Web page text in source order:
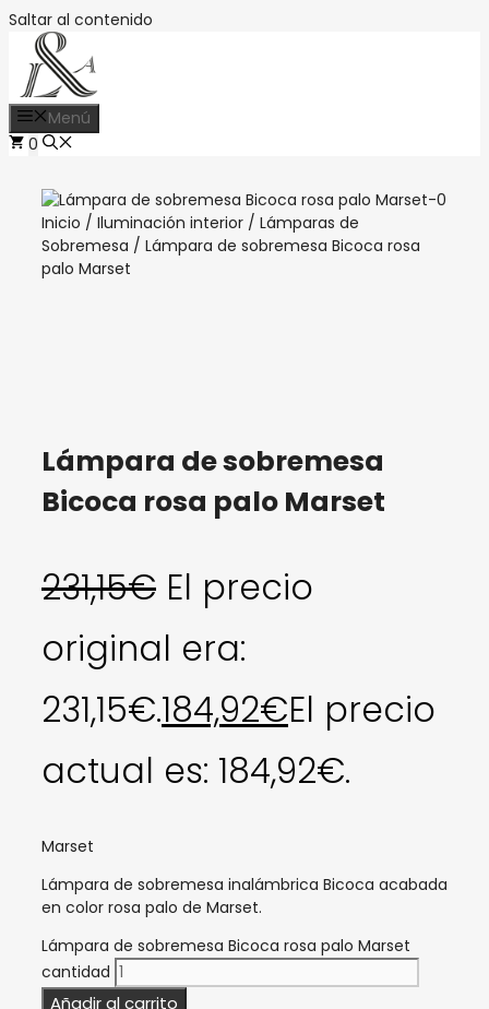
Saltar al contenido
Menú
0
Inicio / Iluminación interior / Lámparas de
Sobremesa / Lámpara de sobremesa Bicoca rosa
palo Marset
Lámpara de sobremesa
Bicoca rosa palo Marset
231,15€ El precio
original era:
231,15€.184,92€El precio
actual es: 184,92€.
Marset
Lámpara de sobremesa inalámbrica Bicoca acabada
en color rosa palo de Marset.
Lámpara de sobremesa Bicoca rosa palo Marset
cantidad
Añadir al carrito